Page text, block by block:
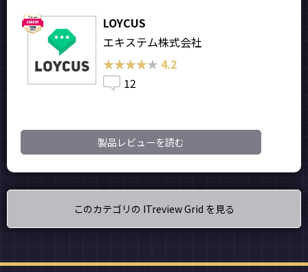
LOYCUS
エキステム株式会社
★★★★★
★★★★★ 4.2
12
製品レビューを読む
このカテゴリの ITreview Grid を見る